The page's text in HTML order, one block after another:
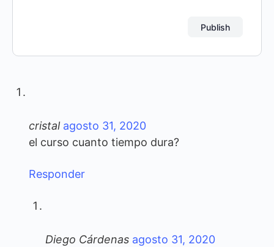
cristal agosto 31, 2020
el curso cuanto tiempo dura?
Responder
Diego Cárdenas agosto 31, 2020